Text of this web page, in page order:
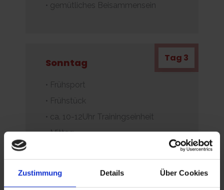
Zustimmung Details Über Cookies
• gemütliches Beisammensein
Sonntag Tag 3
• Frühsport
• Frühstück
• ca. 10-12Uhr Trainingseinheit
• Mittag